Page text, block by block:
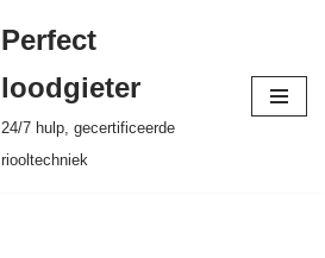
Perfect
loodgieter
24/7 hulp, gecertificeerde
riooltechniek